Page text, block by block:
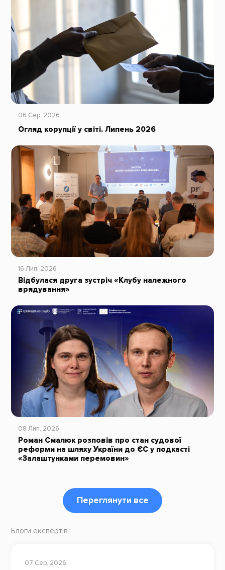
06 Сер, 2026
Огляд корупції у світі. Липень 2026
16 Лип, 2026
Відбулася друга зустріч «Клубу належного
врядування»
08 Лип, 2026
Роман Смалюк розповів про стан судової
реформи на шляху України до ЄС у подкасті
«Залаштунками перемовин»
Переглянути все
Блоги експертів
07 Сер, 2026